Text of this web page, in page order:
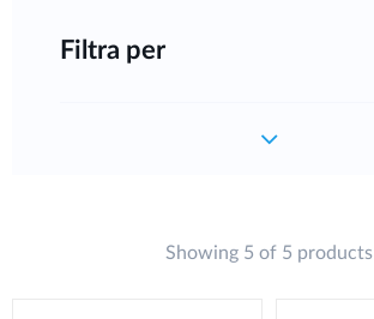
Filtra per
Showing 5 of 5 products